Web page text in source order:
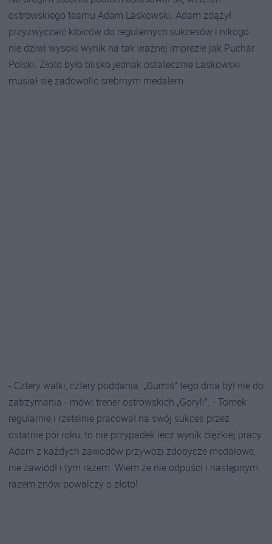
ostrowskiego teamu Adam Laskowski. Adam zdążył
przyzwyczaić kibiców do regularnych sukcesów i nikogo
nie dziwi wysoki wynik na tak ważnej imprezie jak Puchar
Polski. Złoto było blisko jednak ostatecznie Laskowski
musiał się zadowolić srebrnym medalem.
- Cztery walki, cztery poddania. „Gumiś” tego dnia był nie do
zatrzymania - mówi trener ostrowskich „Goryli”. - Tomek
regularnie i rzetelnie pracował na swój sukces przez
ostatnie pół roku, to nie przypadek lecz wynik ciężkiej pracy.
Adam z każdych zawodów przywozi zdobycze medalowe,
nie zawiódł i tym razem. Wiem że nie odpuści i następnym
razem znów powalczy o złoto!